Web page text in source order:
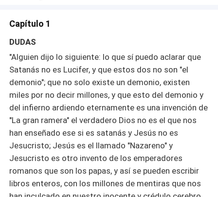
Capítulo 1
DUDAS
"Alguien dijo lo siguiente: lo que sí puedo aclarar que
Satanás no es Lucifer, y que estos dos no son "el
demonio"; que no solo existe un demonio, existen
miles por no decir millones, y que esto del demonio y
del infierno ardiendo eternamente es una invención de
"La gran ramera" el verdadero Dios no es el que nos
han enseñado ese si es satanás y Jesús no es
Jesucristo; Jesús es el llamado "Nazareno" y
Jesucristo es otro invento de los emperadores
romanos que son los papas, y así se pueden escribir
libros enteros, con los millones de mentiras que nos